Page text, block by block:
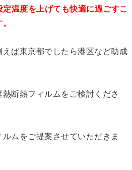
温度を上げても快適に過ごすこ
ば東京都でしたら港区など助成
断熱フィルムをご検討くださ
ムをご提案させていただきま